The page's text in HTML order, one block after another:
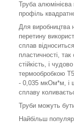
Труба
профіль
Для виробництва
перетину
сплав
пластичності,
стійкість, і
термообробкою
- 0,035 мкОм*м, і
сплаву
Труби можуть
Найбільш